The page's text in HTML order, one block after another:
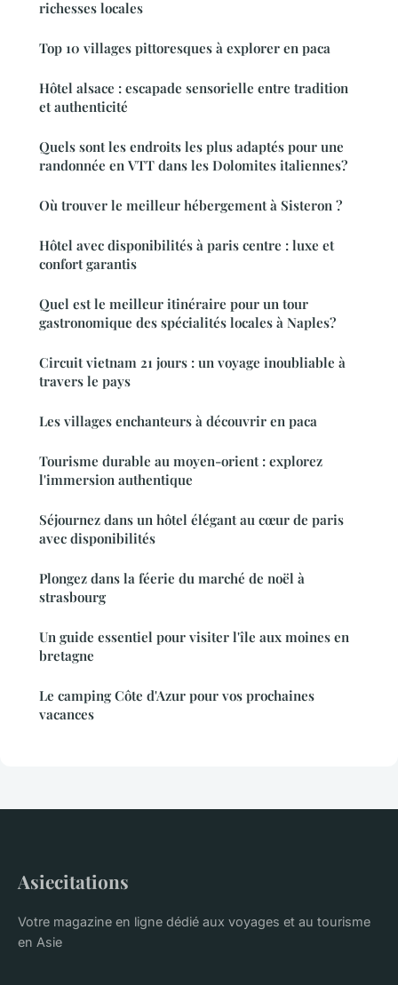
richesses locales
Top 10 villages pittoresques à explorer en paca
Hôtel alsace : escapade sensorielle entre tradition
et authenticité
Quels sont les endroits les plus adaptés pour une
randonnée en VTT dans les Dolomites italiennes?
Où trouver le meilleur hébergement à Sisteron ?
Hôtel avec disponibilités à paris centre : luxe et
confort garantis
Quel est le meilleur itinéraire pour un tour
gastronomique des spécialités locales à Naples?
Circuit vietnam 21 jours : un voyage inoubliable à
travers le pays
Les villages enchanteurs à découvrir en paca
Tourisme durable au moyen-orient : explorez
l'immersion authentique
Séjournez dans un hôtel élégant au cœur de paris
avec disponibilités
Plongez dans la féerie du marché de noël à
strasbourg
Un guide essentiel pour visiter l'île aux moines en
bretagne
Le camping Côte d'Azur pour vos prochaines
vacances
Asiecitations
Votre magazine en ligne dédié aux voyages et au tourisme
en Asie